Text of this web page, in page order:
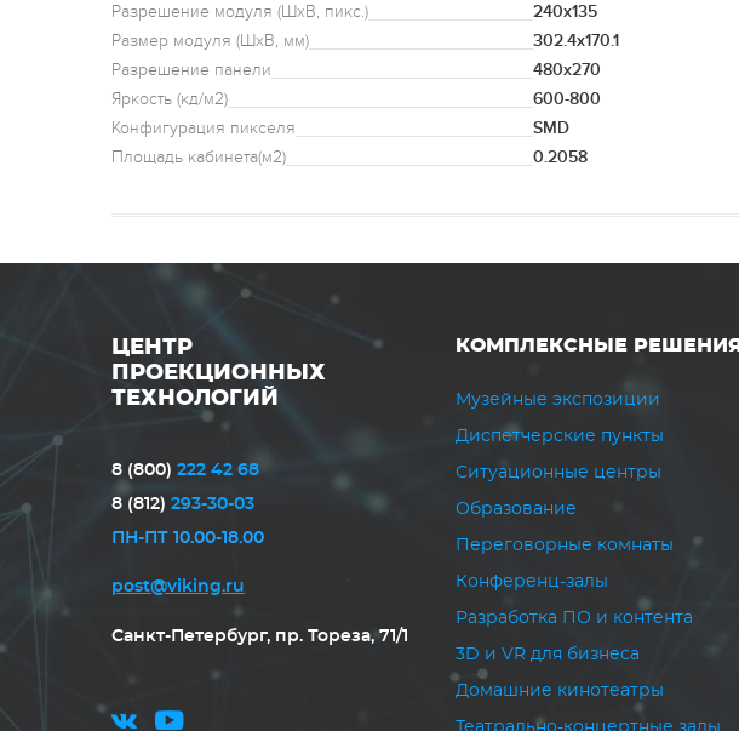
Разрешение модуля (ШхВ, пикс.)
240x135
Размер модуля (ШxВ, мм)
302.4x170.1
Разрешение панели
480x270
Яркость (кд/м2)
600-800
Конфигурация пикселя
SMD
Площадь кабинета(м2)
0.2058
ЦЕНТР
ПРОЕКЦИОННЫХ
ТЕХНОЛОГИЙ
8 (800) 222 42 68
8 (812) 293-30-03
ПН-ПТ 10.00-18.00
post@viking.ru
Санкт-Петербург, пр. Тореза, 71/1
КОМПЛЕКСНЫЕ РЕШЕНИЯ
Музейные экспозиции
Диспетчерские пункты
Ситуационные центры
Образование
Переговорные комнаты
Конференц-залы
Разработка ПО и контента
3D и VR для бизнеса
Домашние кинотеатры
Театрально-концертные залы